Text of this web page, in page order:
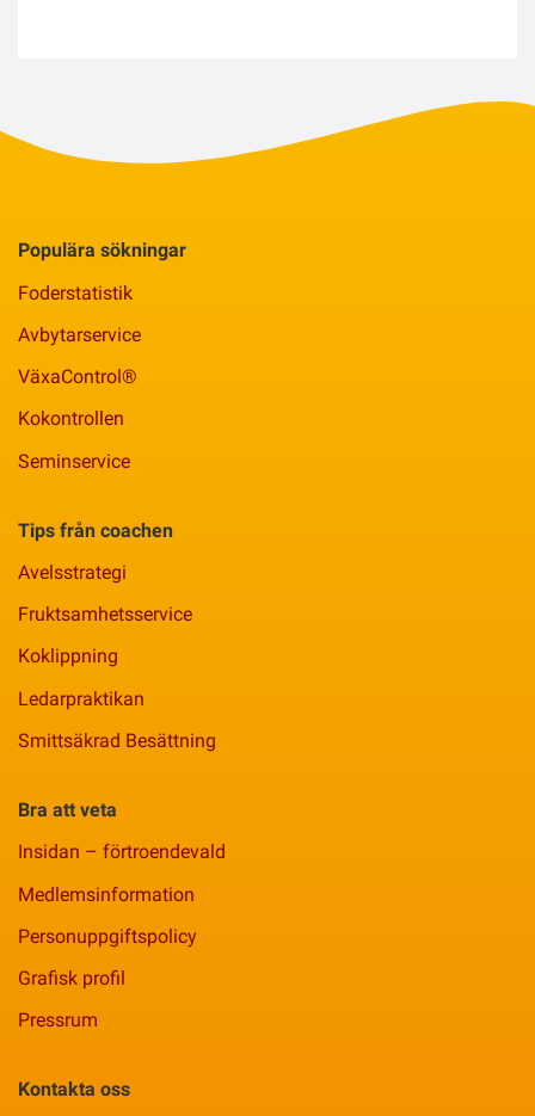
Populära sökningar
Foderstatistik
Avbytarservice
VäxaControl®
Kokontrollen
Seminservice
Tips från coachen
Avelsstrategi
Fruktsamhetsservice
Koklippning
Ledarpraktikan
Smittsäkrad Besättning
Bra att veta
Insidan – förtroendevald
Medlemsinformation
Personuppgiftspolicy
Grafisk profil
Pressrum
Kontakta oss